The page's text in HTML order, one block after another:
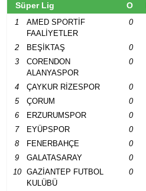
Süper Lig O
1
AMED SPORTİF
FAALİYETLER
0
2 BEŞİKTAŞ 0
3
CORENDON
ALANYASPOR
0
4 ÇAYKUR RİZESPOR 0
5
ÇORUM 0
6
ERZURUMSPOR 0
7
EYÜPSPOR 0
8
FENERBAHÇE 0
9
GALATASARAY 0
10
GAZİANTEP FUTBOL
KULÜBÜ
0